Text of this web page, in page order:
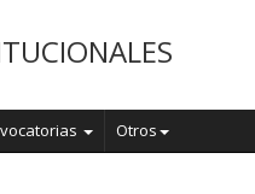
Otros